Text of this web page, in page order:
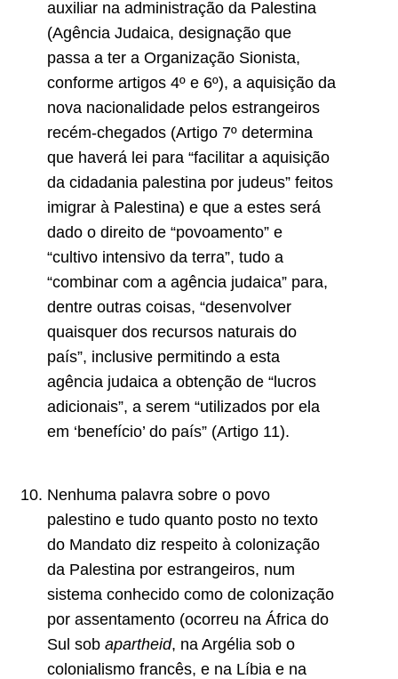
auxiliar na administração da Palestina
(Agência Judaica, designação que
passa a ter a Organização Sionista,
conforme artigos 4º e 6º), a aquisição da
nova nacionalidade pelos estrangeiros
recém-chegados (Artigo 7º determina
que haverá lei para “facilitar a aquisição
da cidadania palestina por judeus” feitos
imigrar à Palestina) e que a estes será
dado o direito de “povoamento” e
“cultivo intensivo da terra”, tudo a
“combinar com a agência judaica” para,
dentre outras coisas, “desenvolver
quaisquer dos recursos naturais do
país”, inclusive permitindo a esta
agência judaica a obtenção de “lucros
adicionais”, a serem “utilizados por ela
em ‘benefício’ do país” (Artigo 11).
Nenhuma palavra sobre o povo
palestino e tudo quanto posto no texto
do Mandato diz respeito à colonização
da Palestina por estrangeiros, num
sistema conhecido como de colonização
por assentamento (ocorreu na África do
Sul sob apartheid, na Argélia sob o
colonialismo francês, e na Líbia e na